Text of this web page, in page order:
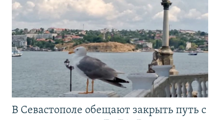
В Севастополе обещают закрыть путь с